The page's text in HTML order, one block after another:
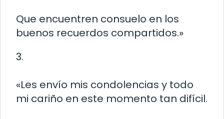
Que encuentren consuelo en los
buenos recuerdos compartidos.»
3.
«Les envío mis condolencias y todo
mi cariño en este momento tan difícil.